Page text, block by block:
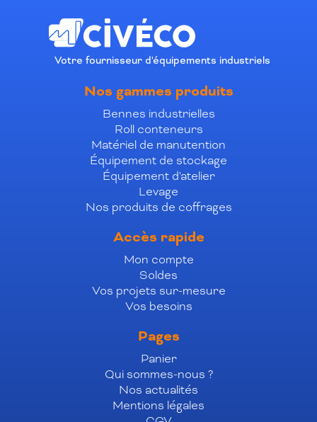
Votre fournisseur d'équipements industriels
Nos gammes produits
Bennes industrielles
Roll conteneurs
Matériel de manutention
Équipement de stockage
Équipement d'atelier
Levage
Nos produits de coffrages
Accès rapide
Mon compte
Soldes
Vos projets sur-mesure
Vos besoins
Pages
Panier
Qui sommes-nous ?
Nos actualités
Mentions légales